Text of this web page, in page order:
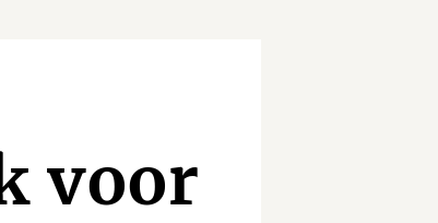
voor